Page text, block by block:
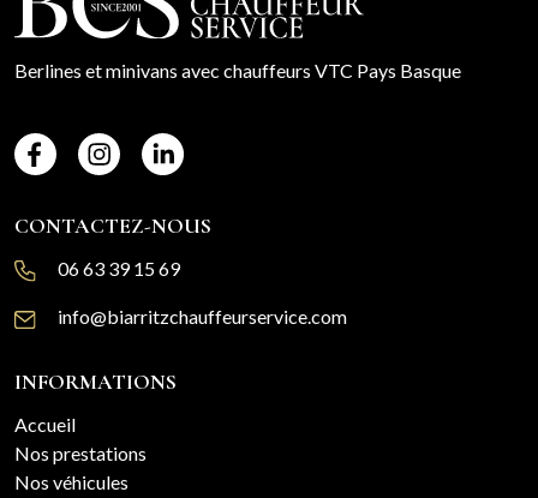
Berlines et minivans avec chauffeurs VTC Pays Basque
CONTACTEZ-NOUS
06 63 39 15 69
info@biarritzchauffeurservice.com
INFORMATIONS
Accueil
Nos prestations
Nos véhicules